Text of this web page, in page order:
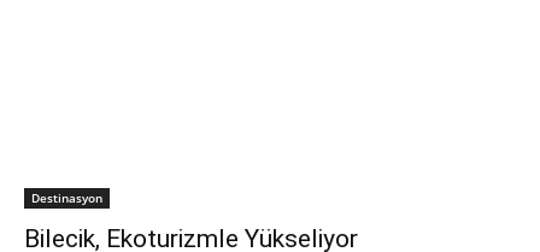
Destinasyon
Bilecik, Ekoturizmle Yükseliyor